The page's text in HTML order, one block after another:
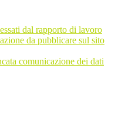
dal rapporto di lavoro
da pubblicare sul sito
comunicazione dei dati